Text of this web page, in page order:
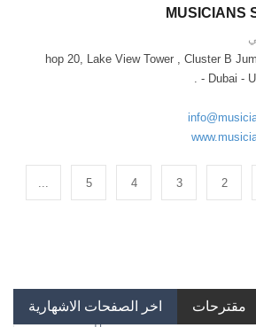
MUSICIANS
hop 20, Lake View Tower , Cluster B
- Dubai -
2
3
4
5
...
اخر الصفحات الاشهارية مقترحات